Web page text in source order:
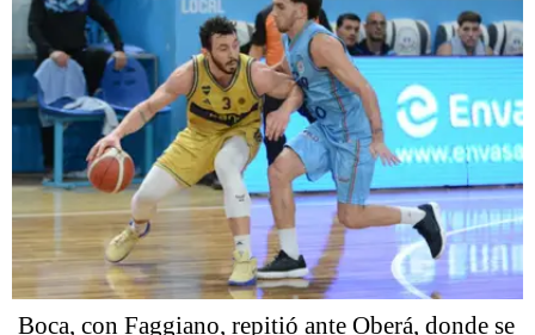
Boca, con Faggiano, repitió ante Oberá, donde se